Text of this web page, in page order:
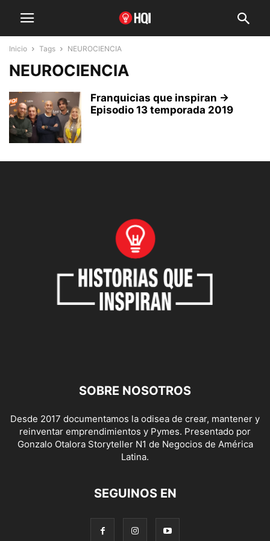
Inicio Tags NEUROCIENCIA
NEUROCIENCIA
Franquicias que inspiran →
Episodio 13 temporada 2019
SOBRE NOSOTROS
Desde 2017 documentamos la odisea de crear, mantener y
reinventar emprendimientos y Pymes. Presentado por
Gonzalo Otalora Storyteller N1 de Negocios de América
Latina.
SEGUINOS EN